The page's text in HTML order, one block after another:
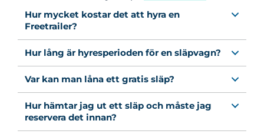
Hur mycket kostar det att hyra en
Freetrailer?
Hur lång är hyresperioden för en släpvagn?
Var kan man låna ett gratis släp?
Hur hämtar jag ut ett släp och måste jag
reservera det innan?